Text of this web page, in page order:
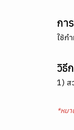
กา
ใช้ก
วิธี
1) ส
*หมา